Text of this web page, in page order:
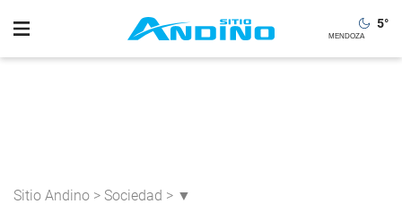
5°
Sitio Andino > Sociedad > ▼